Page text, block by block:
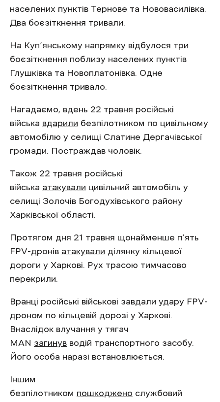
населених пунктів Тернове та Нововасилівка.
Два боєзіткнення тривали.
На Куп’янському напрямку відбулося три
боєзіткнення поблизу населених пунктів
Глушківка та Новоплатонівка. Одне
боєзіткнення тривало.
Нагадаємо, вдень 22 травня російські
війська вдарили безпілотником по цивільному
автомобілю у селищі Слатине Дергачівської
громади. Постраждав чоловік.
Також 22 травня російські
війська атакували цивільний автомобіль у
селищі Золочів Богодухівського району
Харківської області.
Протягом дня 21 травня щонайменше п’ять
FPV-дронів атакували ділянку кільцевої
дороги у Харкові. Рух трасою тимчасово
перекрили.
Вранці російські військові завдали удару FPV-
дроном по кільцевій дорозі у Харкові.
Внаслідок влучання у тягач
MAN загинув водій транспортного засобу.
Його особа наразі встановлюється.
Іншим
безпілотником пошкоджено службовий